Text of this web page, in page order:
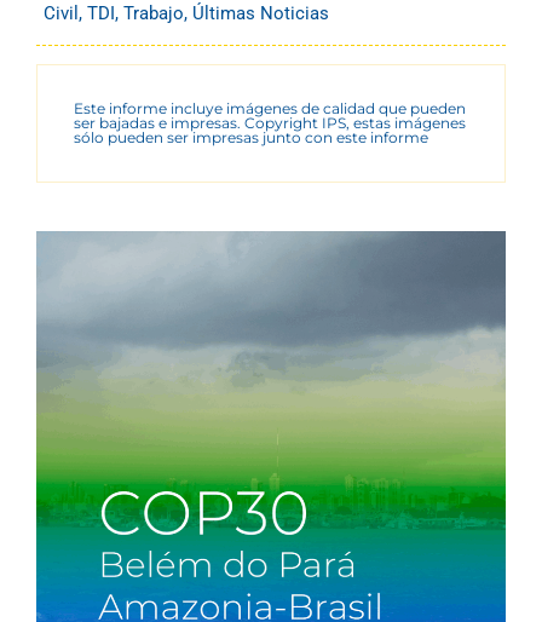
Civil , TDI , Trabajo, Últimas Noticias
Este informe incluye imágenes de calidad que pueden
ser bajadas e impresas. Copyright IPS, estas imágenes
sólo pueden ser impresas junto con este informe